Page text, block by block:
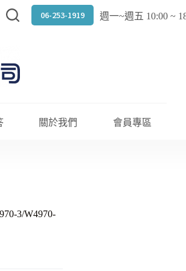
06-253-1919 週一~週五 10:00 ~
關於我們 會員專區
3/W4970-